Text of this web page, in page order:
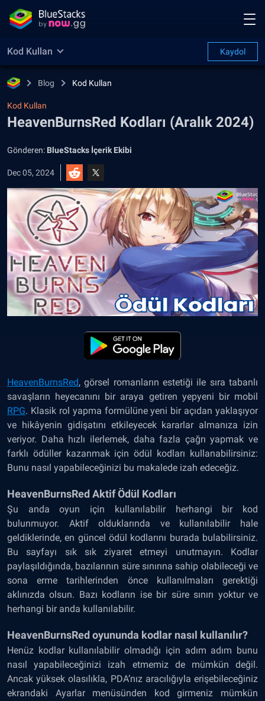
Kod Kullan Kaydol
Blog Kod Kullan
Kod Kullan
HeavenBurnsRed Kodları (Aralık 2024)
Gönderen: BlueStacks İçerik Ekibi
Dec 05, 2024
HeavenBurnsRed, görsel romanların estetiği ile sıra tabanlı
savaşların heyecanını bir araya getiren yepyeni bir mobil
RPG. Klasik rol yapma formülüne yeni bir açıdan yaklaşıyor
ve hikâyenin gidişatını etkileyecek kararlar almanıza izin
veriyor. Daha hızlı ilerlemek, daha fazla çağrı yapmak ve
farklı ödüller kazanmak için ödül kodları kullanabilirsiniz:
Bunu nasıl yapabileceğinizi bu makalede izah edeceğiz.
HeavenBurnsRed Aktif Ödül Kodları
Şu anda oyun için kullanılabilir herhangi bir kod
bulunmuyor. Aktif olduklarında ve kullanılabilir hale
geldiklerinde, en güncel ödül kodlarını burada bulabilirsiniz.
Bu sayfayı sık sık ziyaret etmeyi unutmayın. Kodlar
paylaşıldığında, bazılarının süre sınırına sahip olabileceği ve
sona erme tarihlerinden önce kullanılmaları gerektiği
aklınızda olsun. Bazı kodların ise bir süre sınırı yoktur ve
herhangi bir anda kullanılabilir.
HeavenBurnsRed oyununda kodlar nasıl kullanılır?
Henüz kodlar kullanılabilir olmadığı için adım adım bunu
nasıl yapabileceğinizi izah etmemiz de mümkün değil.
Ancak yüksek olasılıkla, PDA’nız aracılığıyla erişebileceğiniz
ekrandaki Ayarlar menüsünden kod girmeniz mümkün